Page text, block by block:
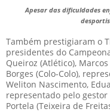
Apesar das dificuldades
Também prestigiaram o
presidentes do
Queiroz (Atlético),
Borges (Colo-Colo),
Weliton Nascimento,
representado pelo
Portela (Teixeira de